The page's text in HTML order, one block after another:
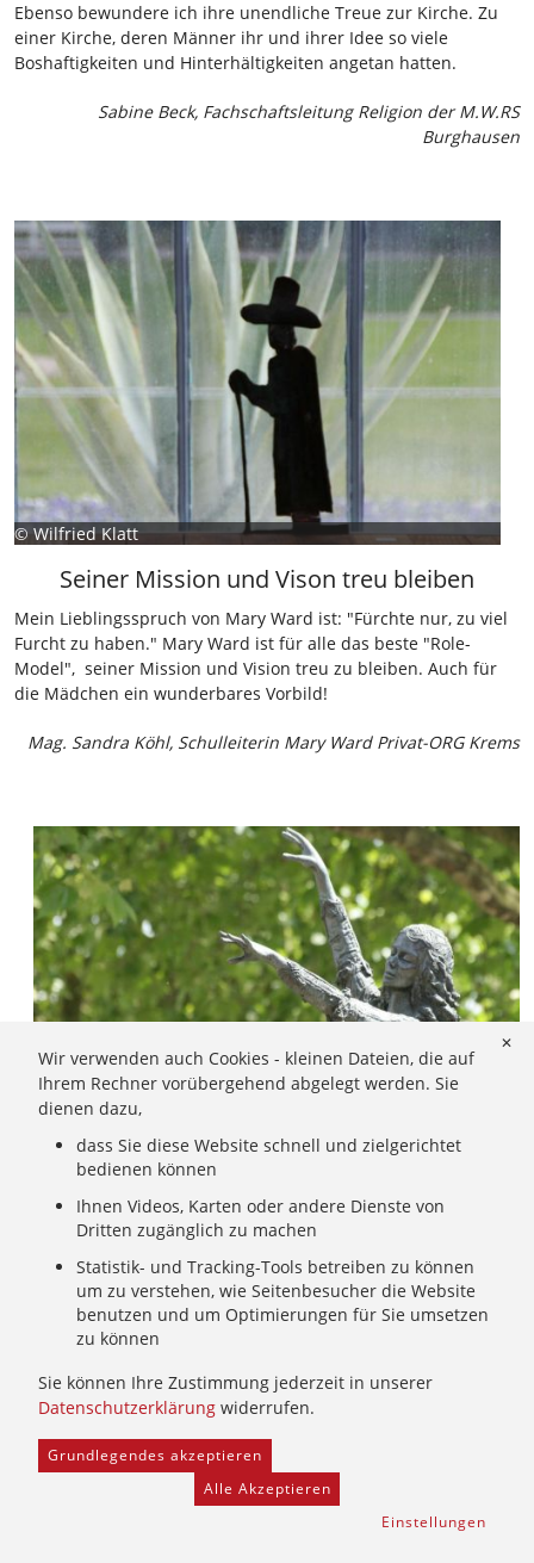
Ebenso bewundere ich ihre unendliche Treue zur Kirche. Zu
einer Kirche, deren Männer ihr und ihrer Idee so viele
Boshaftigkeiten und Hinterhältigkeiten angetan hatten.
Sabine Beck, Fachschaftsleitung Religion der M.W.RS
Burghausen
©Wilfried Klatt
Seiner Mission und Vison treu bleiben
Mein Lieblingsspruch von Mary Ward ist: "Fürchte nur, zu viel
Furcht zu haben." Mary Ward ist für alle das beste "Role-
Model", seiner Mission und Vision treu zu bleiben. Auch für
die Mädchen ein wunderbares Vorbild!
Mag. Sandra Köhl, Schulleiterin Mary Ward Privat-ORG Krems
©Sr. Helena Erler CJ
„Humor ist nach der Gnade das Notwendigste.“ Diese Worte
Mary Wards sind mir gerade im vergangenen Jahr ans Herz
gewachsen. Wenn etwas anders kommt als gedacht oder auch
mal etwas gründlich misslingt, hilft mir Humor, damit besser
umzugehen und neue Wege zu suchen.
Esther Finis, Gefährtin Mary Wards
✕
Wir verwenden auch Cookies - kleinen Dateien, die auf
Ihrem Rechner vorübergehend abgelegt werden. Sie
dienen dazu,
dass Sie diese Website schnell und zielgerichtet
bedienen können
Ihnen Videos, Karten oder andere Dienste von
Dritten zugänglich zu machen
Statistik- und Tracking-Tools betreiben zu können
um zu verstehen, wie Seitenbesucher die Website
benutzen und um Optimierungen für Sie umsetzen
zu können
Sie können Ihre Zustimmung jederzeit in unserer
Datenschutzerklärung widerrufen.
Grundlegendes akzeptieren
Alle Akzeptieren
Einstellungen